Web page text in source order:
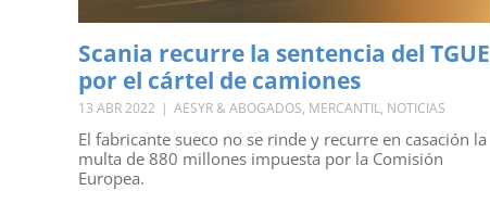
Scania recurre la sentencia del TGUE
por el cártel de camiones
13 ABR 2022 | AESYR & ABOGADOS, MERCANTIL, NOTICIAS
El fabricante sueco no se rinde y recurre en casación la
multa de 880 millones impuesta por la Comisión
Europea.